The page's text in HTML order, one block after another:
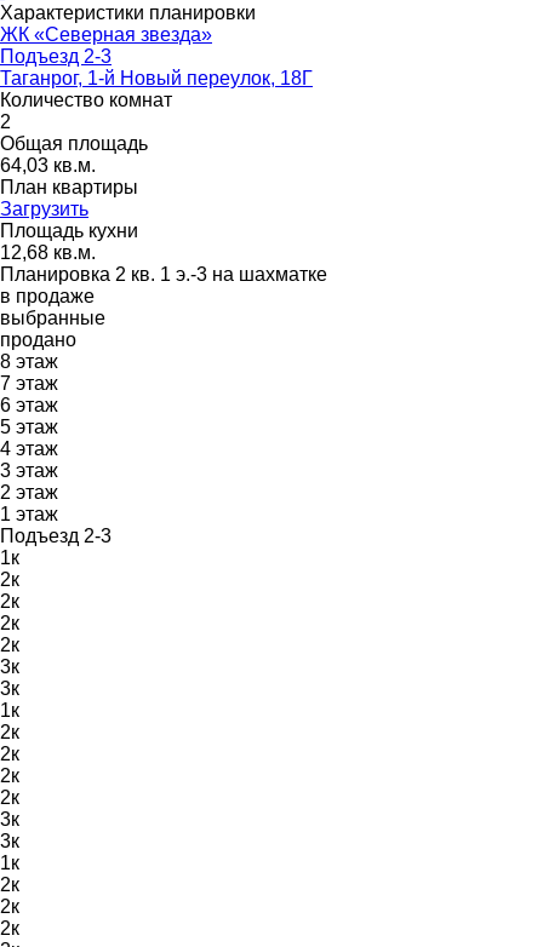
Характеристики планировки
ЖК «Северная звезда»
Подъезд 2-3
Таганрог, 1-й Новый переулок, 18Г
Количество комнат
2
Общая площадь
64,03 кв.м.
План квартиры
Загрузить
Площадь кухни
12,68 кв.м.
Планировка 2 кв. 1 э.-3 на шахматке
в продаже
выбранные
продано
8 этаж
7 этаж
6 этаж
5 этаж
4 этаж
3 этаж
2 этаж
1 этаж
Подъезд 2-3
1к
2к
2к
2к
2к
3к
3к
1к
2к
2к
2к
2к
3к
3к
1к
2к
2к
2к